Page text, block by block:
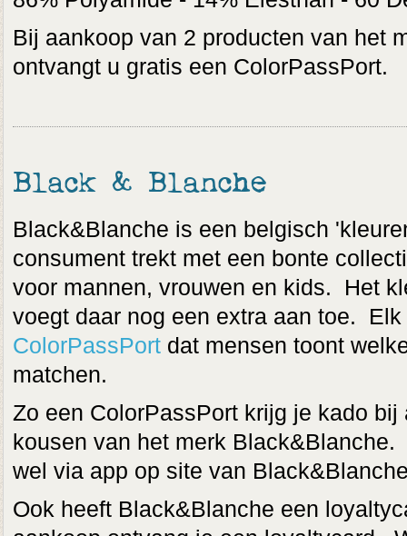
Bij aankoop van 2 producten van het
ontvangt u gratis een ColorPassPort.
Black & Blanche
Black&Blanche is een belgisch
consument trekt met een bonte
voor mannen, vrouwen en kids. Het
voegt daar nog een extra aan toe.
ColorPassPort dat mensen toont
matchen.
Zo een ColorPassPort krijg je kado
kousen van het merk
wel via app op site van
Ook heeft Black&Blanche een